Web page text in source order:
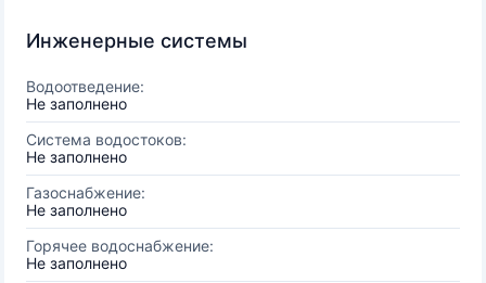
Инженерные системы
Водоотведение:
Не заполнено
Система водостоков:
Не заполнено
Газоснабжение:
Не заполнено
Горячее водоснабжение:
Не заполнено